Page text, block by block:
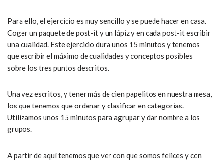
Para ello, el ejercicio es muy sencillo y se puede hacer en casa.
Coger un paquete de post-it y un lápiz y en cada post-it escribir
una cualidad. Este ejercicio dura unos 15 minutos y tenemos
que escribir el máximo de cualidades y conceptos posibles
sobre los tres puntos descritos.
Una vez escritos, y tener más de cien papelitos en nuestra mesa,
los que tenemos que ordenar y clasificar en categorías.
Utilizamos unos 15 minutos para agrupar y dar nombre a los
grupos.
A partir de aquí tenemos que ver con que somos felices y con